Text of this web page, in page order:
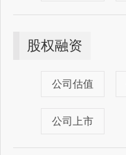
股权融资
公司估值
公司上市